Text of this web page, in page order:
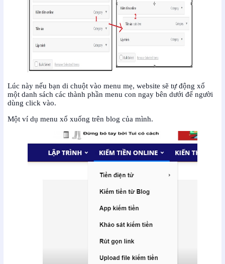
Lúc này nếu bạn di chuột vào menu mẹ, website sẽ tự động xổ
một danh sách các thành phần menu con ngay bên dưới để người
dùng click vào.
Một ví dụ menu xổ xuống trên blog của mình.